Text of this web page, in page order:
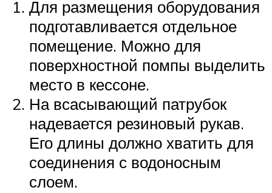
Для размещения оборудования
подготавливается отдельное
помещение. Можно для
поверхностной помпы выделить
место в кессоне.
На всасывающий патрубок
надевается резиновый рукав.
Его длины должно хватить для
соединения с водоносным
слоем.